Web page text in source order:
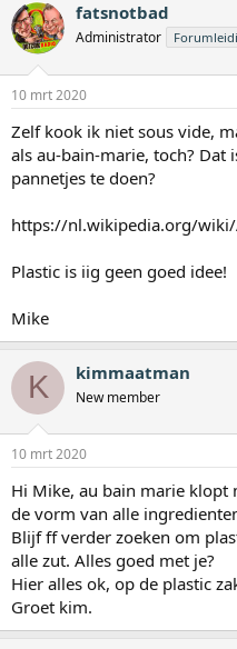
fatsnotbad
Administrator
10 mrt 2020
Zelf kook ik niet sous vide,
als au-bain-marie, toch? Dat
pannetjes te doen?
https://nl.wikipedia.org/
Plastic is iig geen goed idee!
Mike
K kimmaatman
New member
10 mrt 2020
Hi Mike, au bain marie klopt
de vorm van alle
Blijf ff verder zoeken om
alle zut. Alles goed met je?
Hier alles ok, op de plastic
Groet kim.